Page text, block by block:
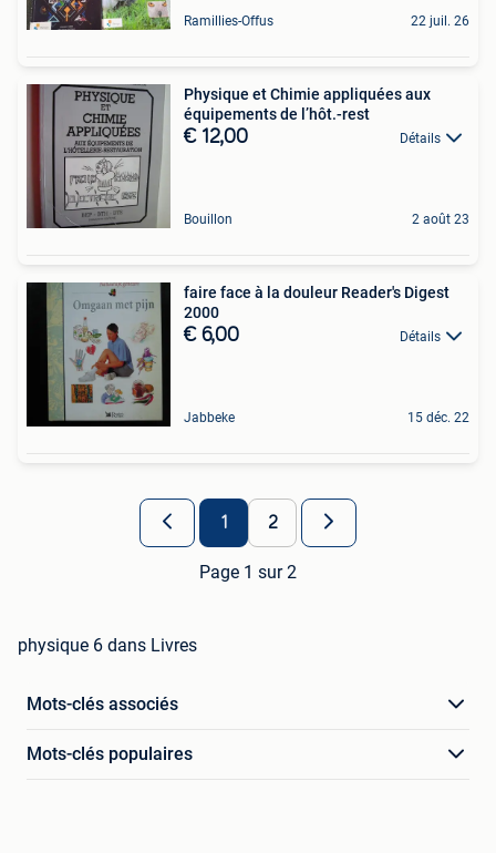
Ramillies-Offus 22 juil. 26
Physique et Chimie appliquées aux
équipements de l’hôt.-rest
€ 12,00 Détails
Bouillon 2 août 23
faire face à la douleur Reader's Digest
2000
€ 6,00 Détails
Jabbeke 15 déc. 22
1 2
Page 1 sur 2
physique 6 dans Livres
Mots-clés associés
Mots-clés populaires